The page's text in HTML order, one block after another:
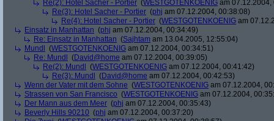
Re(2): Hotel Sacher - Portier (WESTGOTENKOENIG am 07.12.2004,
Re(3): Hotel Sacher - Portier (phj am 07.12.2004, 00:38:08)
Re(4): Hotel Sacher - Portier (WESTGOTENKOENIG am
Einsatz in Manhattan (phj am 07.12.2004, 00:34:49)
Re: Einsatz in Manhattan (Sajhtam am 13.04.2005, 12:55:04)
Mundl
(WESTGOTENKOENIG am 07.12.2004, 00:34:51)
Re: Mundl
(David@home am 07.12.2004, 00:39:05)
Re(2): Mundl
(WESTGOTENKOENIG am 07.12.2004, 00:41:42)
Re(3): Mundl
(David@home am 07.12.2004, 00:42:53)
Wenn der Vater mit dem Sohne (WESTGOTENKOENIG am 07.12.2004,
Strassen von San Francisco (WESTGOTENKOENIG am 07.12.2004,
Der Mann aus dem Meer (phj am 07.12.2004, 00:35:43)
Beverly Hills 90210 (phj am 07.12.2004, 00:37:20)